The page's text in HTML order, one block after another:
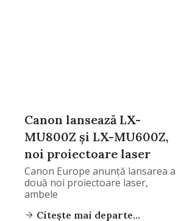
Canon lansează LX-
MU800Z și LX-MU600Z,
noi proiectoare laser
Canon Europe anunță lansarea a
două noi proiectoare laser,
ambele
Citește mai departe...